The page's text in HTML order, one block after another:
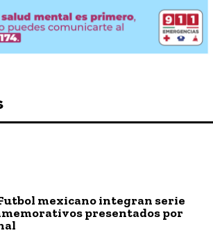
mexicano integran serie
presentados por